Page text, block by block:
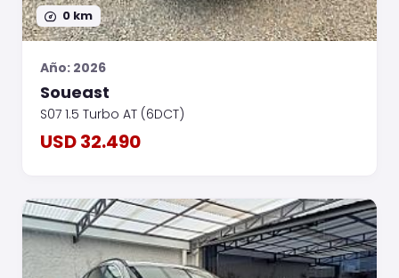
0 km
Año: 2026
Soueast
S07 1.5 Turbo AT (6DCT)
USD 32.490